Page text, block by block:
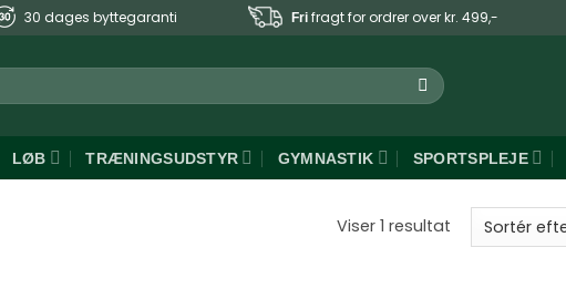
30 dages byttegaranti Fri fragt for ordrer over kr. 499,-
LØB TRÆNINGSUDSTYR GYMNASTIK SPORTSPLEJE
Viser 1 resultat